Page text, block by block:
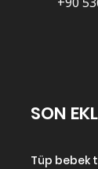
SON
Tüp bebek